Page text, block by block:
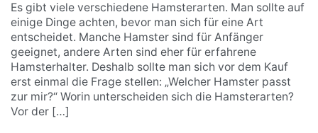
Es gibt viele verschiedene Hamsterarten. Man sollte auf
einige Dinge achten, bevor man sich für eine Art
entscheidet. Manche Hamster sind für Anfänger
geeignet, andere Arten sind eher für erfahrene
Hamsterhalter. Deshalb sollte man sich vor dem Kauf
erst einmal die Frage stellen: „Welcher Hamster passt
zur mir?“ Worin unterscheiden sich die Hamsterarten?
Vor der […]